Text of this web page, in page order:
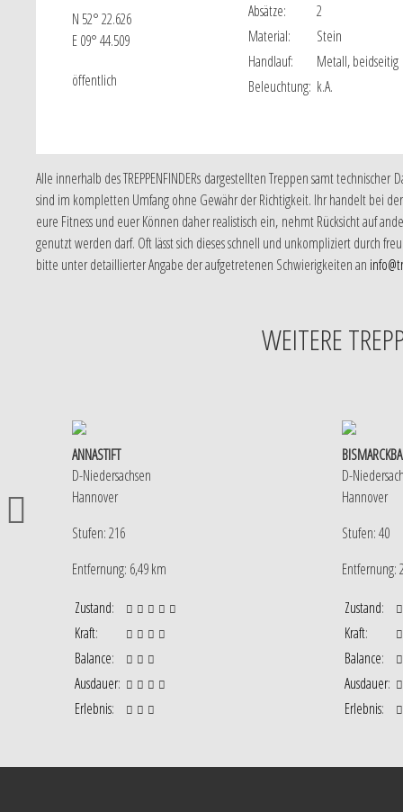
N 52° 22.626
E 09° 44.509
öffentlich
Absätze:
2
Material:
Stein
Handlauf:
Metall, beidseitig
Beleuchtung: k.A.
Alle innerhalb des TREPPENFINDERs dargestellten Treppen samt
sind im kompletten Umfang ohne Gewähr der Richtigkeit. Ihr handelt bei
eure Fitness und euer Können daher realistisch ein, nehmt Rücksicht auf
genutzt werden darf. Oft lässt sich dieses schnell und unkompliziert durch
bitte unter detaillierter Angabe der aufgetretenen Schwierigkeiten an
WEITERE
ANNASTIFT
D-Niedersachsen
Hannover
Stufen: 216
Entfernung: 6,49 km
Zustand:
Kraft:
Balance:
Ausdauer:
Erlebnis:
D-
Hannover
Stufen: 40
Entfernung:
Zustand:
Kraft:
Balance:
Ausdauer:
Erlebnis: